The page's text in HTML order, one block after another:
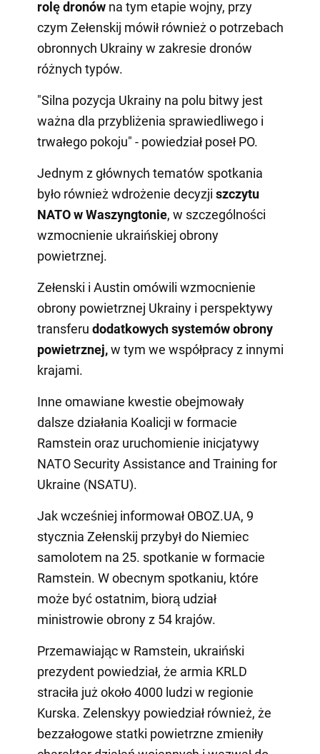
rolę dronów na tym etapie wojny, przy
czym Zełenskij mówił również o potrzebach
obronnych Ukrainy w zakresie dronów
różnych typów.
"Silna pozycja Ukrainy na polu bitwy jest
ważna dla przybliżenia sprawiedliwego i
trwałego pokoju" - powiedział poseł PO.
Jednym z głównych tematów spotkania
było również wdrożenie decyzji szczytu
NATO w Waszyngtonie, w szczególności
wzmocnienie ukraińskiej obrony
powietrznej.
Zełenski i Austin omówili wzmocnienie
obrony powietrznej Ukrainy i perspektywy
transferu dodatkowych systemów obrony
powietrznej,w tym we współpracy z innymi
krajami.
Inne omawiane kwestie obejmowały
dalsze działania Koalicji w formacie
Ramstein oraz uruchomienie inicjatywy
NATO Security Assistance and Training for
Ukraine (NSATU).
Jak wcześniej informował OBOZ.UA, 9
stycznia Zełenskij przybył do Niemiec
samolotem na 25. spotkanie w formacie
Ramstein. W obecnym spotkaniu, które
może być ostatnim, biorą udział
ministrowie obrony z 54 krajów.
Przemawiając w Ramstein, ukraiński
prezydent powiedział, że armia KRLD
straciła już około 4000 ludzi w regionie
Kurska. Zelenskyy powiedział również, że
bezzałogowe statki powietrzne zmieniły